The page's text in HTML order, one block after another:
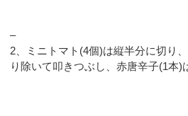
–
2、ミニトマト(4個)は縦半分に切り
り除いて叩きつぶし、赤唐辛子(1本)